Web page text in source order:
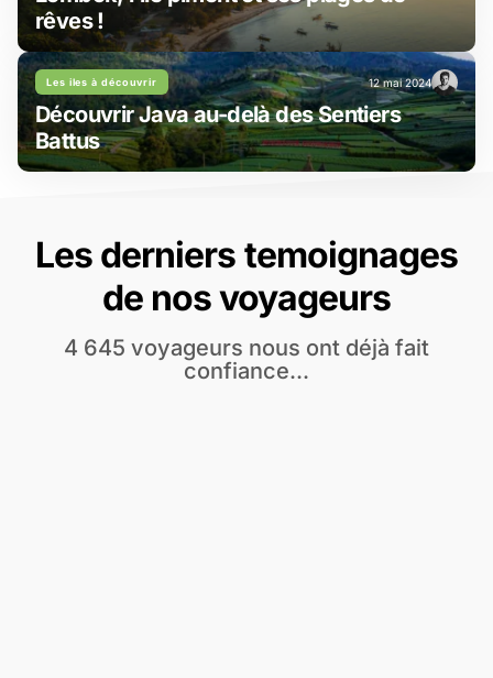
rêves !
Les iles à découvrir
Découvrir Java au-delà des Sentiers
Battus
12 mai 2024
Les derniers temoignages
de nos voyageurs
4 645 voyageurs nous ont déjà fait
confiance...